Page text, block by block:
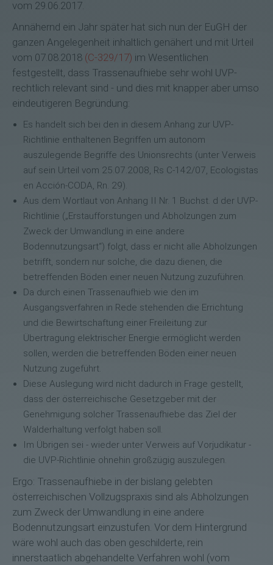
vom 29.06.2017.
Annähernd ein Jahr später hat sich nun der EuGH der
ganzen Angelegenheit inhaltlich genähert und mit Urteil
vom 07.08.2018 (C‑329/17) im Wesentlichen
festgestellt, dass Trassenaufhiebe sehr wohl UVP-
rechtlich relevant sind - und dies mit knapper aber umso
eindeutigeren Begründung:
Es handelt sich bei den in diesem Anhang zur UVP-
Richtlinie enthaltenen Begriffen um autonom
auszulegende Begriffe des Unionsrechts (unter Verweis
auf sein Urteil vom 25.07.2008, Rs C‑142/07, Ecologistas
en Acción-CODA, Rn. 29).
Aus dem Wortlaut von Anhang II Nr. 1 Buchst. d der UVP-
Richtlinie („Erstaufforstungen und Abholzungen zum
Zweck der Umwandlung in eine andere
Bodennutzungsart“) folgt, dass er nicht alle Abholzungen
betrifft, sondern nur solche, die dazu dienen, die
betreffenden Böden einer neuen Nutzung zuzuführen.
Da durch einen Trassenaufhieb wie den im
Ausgangsverfahren in Rede stehenden die Errichtung
und die Bewirtschaftung einer Freileitung zur
Übertragung elektrischer Energie ermöglicht werden
sollen, werden die betreffenden Böden einer neuen
Nutzung zugeführt.
Diese Auslegung wird nicht dadurch in Frage gestellt,
dass der österreichische Gesetzgeber mit der
Genehmigung solcher Trassenaufhiebe das Ziel der
Walderhaltung verfolgt haben soll.
Im Übrigen sei - wieder unter Verweis auf Vorjudikatur -
die UVP-Richtlinie ohnehin großzügig auszulegen.
Ergo: Trassenaufhiebe in der bislang gelebten
österreichischen Vollzugspraxis sind als Abholzungen
zum Zweck der Umwandlung in eine andere
Bodennutzungsart einzustufen. Vor dem Hintergrund
wäre wohl auch das oben geschilderte, rein
innerstaatlich abgehandelte Verfahren wohl (vom